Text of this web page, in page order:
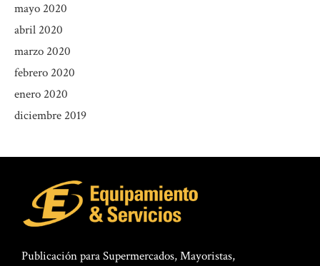
mayo 2020
abril 2020
marzo 2020
febrero 2020
enero 2020
diciembre 2019
Publicación para Supermercados, Mayoristas,